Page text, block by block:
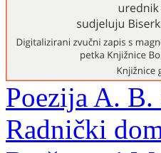
Poezija A.
Radnički